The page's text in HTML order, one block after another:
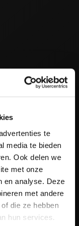
te
media te bieden
Ook delen we
met onze
en analyse. Deze
met andere
die ze hebben
hun services.